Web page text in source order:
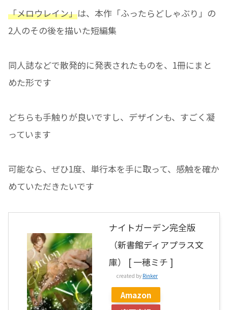
「メロウレイン」は、本作「ふったらどしゃぶり」の
2人のその後を描いた短編集
同人誌などで散発的に発表されたものを、1冊にまと
めた形です
どちらも手触りが良いですし、デザインも、すごく凝
っています
可能なら、ぜひ1度、単行本を手に取って、感触を確か
めていただきたいです
ナイトガーデン完全版
（新書館ディアプラス文
庫） [ 一穂ミチ ]
created by Rinker
Amazon